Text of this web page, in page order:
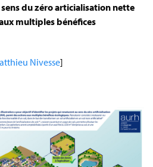
du zéro articialisation nette
multiples bénéfices
Nivesse]